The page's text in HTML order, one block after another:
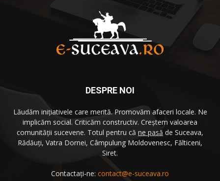
DESPRE NOI
Lăudăm iniţiativele care merită. Promovăm afaceri locale. Ne
implicăm social. Criticăm constructiv. Creştem valoarea
comunităţii sucevene. Totul pentru că ne pasă de Suceava,
Rădăuţi, Vatra Dornei, Câmpulung Moldovenesc, Fălticeni,
Siret.
Contactați-ne: contact@e-suceava.ro